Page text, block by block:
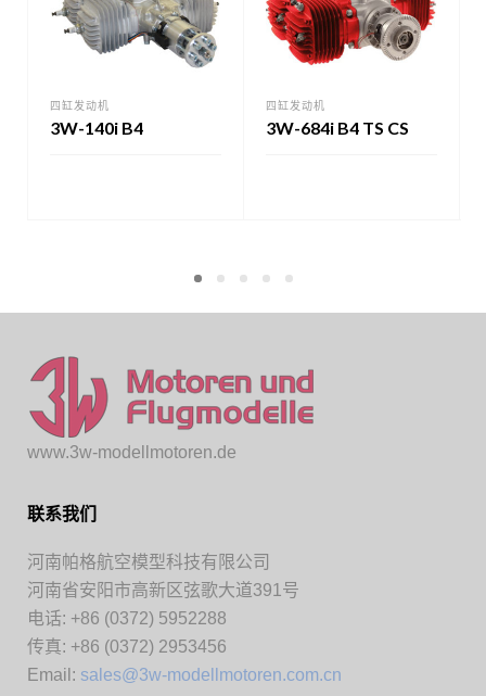
四缸发动机
3W-140i B4
四缸发动机
3W-684i B4 TS CS
www.3w-modellmotoren.de
联系我们
河南帕格航空模型科技有限公司
河南省安阳市高新区弦歌大道391号
电话: +86 (0372) 5952288
传真: +86 (0372) 2953456
Email: sales@3w-modellmotoren.com.cn